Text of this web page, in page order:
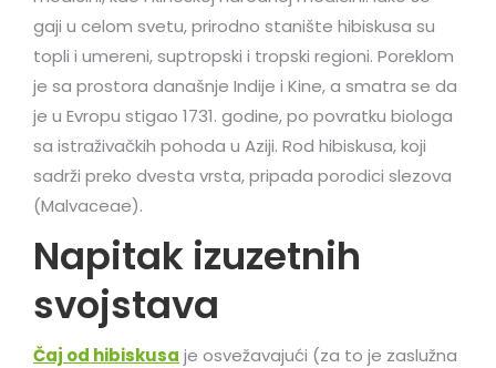
gaji u celom svetu, prirodno stanište hibiskusa su
topli i umereni, suptropski i tropski regioni. Poreklom
je sa prostora današnje Indije i Kine, a smatra se da
je u Evropu stigao 1731. godine, po povratku biologa
sa istraživačkih pohoda u Aziji. Rod hibiskusa, koji
sadrži preko dvesta vrsta, pripada porodici slezova
(Malvaceae).
Napitak izuzetnih
svojstava
Čaj od hibiskusa je osvežavajući (za to je zaslužna